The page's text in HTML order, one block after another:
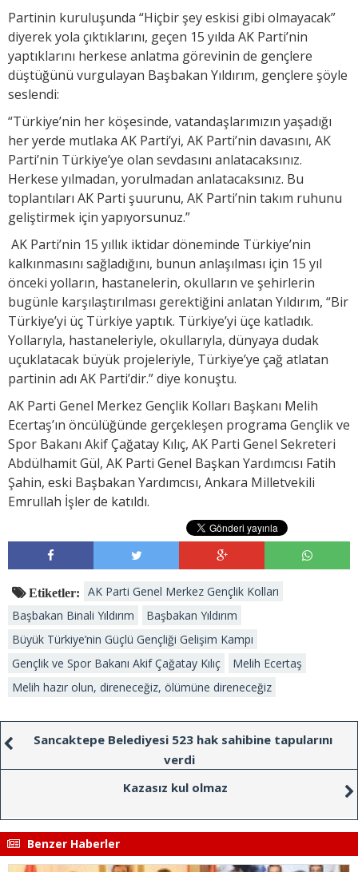
Partinin kuruluşunda “Hiçbir şey eskisi gibi olmayacak”
diyerek yola çıktıklarını, geçen 15 yılda AK Parti’nin
yaptıklarını herkese anlatma görevinin de gençlere
düştüğünü vurgulayan Başbakan Yıldırım, gençlere şöyle
seslendi:
“Türkiye’nin her köşesinde, vatandaşlarımızın yaşadığı
her yerde mutlaka AK Parti’yi, AK Parti’nin davasını, AK
Parti’nin Türkiye’ye olan sevdasını anlatacaksınız.
Herkese yılmadan, yorulmadan anlatacaksınız. Bu
toplantıları AK Parti şuurunu, AK Parti’nin takım ruhunu
geliştirmek için yapıyorsunuz.”
AK Parti’nin 15 yıllık iktidar döneminde Türkiye’nin
kalkınmasını sağladığını, bunun anlaşılması için 15 yıl
önceki yolların, hastanelerin, okulların ve şehirlerin
bugünle karşılaştırılması gerektiğini anlatan Yıldırım, “Bir
Türkiye’yi üç Türkiye yaptık. Türkiye’yi üçe katladık.
Yollarıyla, hastaneleriyle, okullarıyla, dünyaya dudak
uçuklatacak büyük projeleriyle, Türkiye’ye çağ atlatan
partinin adı AK Parti’dir.” diye konuştu.
AK Parti Genel Merkez Gençlik Kolları Başkanı Melih
Ecertaş’ın öncülüğünde gerçekleşen programa Gençlik ve
Spor Bakanı Akif Çağatay Kılıç, AK Parti Genel Sekreteri
Abdülhamit Gül, AK Parti Genel Başkan Yardımcısı Fatih
Şahin, eski Başbakan Yardımcısı, Ankara Milletvekili
Emrullah İşler de katıldı.
Etiketler:
AK Parti Genel Merkez Gençlik Kolları
Başbakan Binali Yıldırım
Başbakan Yıldırım
Büyük Türkiye’nin Güçlü Gençliği Gelişim Kampı
Gençlik ve Spor Bakanı Akif Çağatay Kılıç
Melih Ecertaş
Melih hazır olun, direneceğiz, ölümüne direneceğiz
Sancaktepe Belediyesi 523 hak sahibine tapularını
verdi
Kazasız kul olmaz
Benzer Haberler